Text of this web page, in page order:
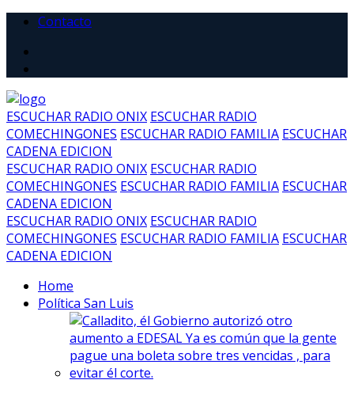
Contacto
ESCUCHAR RADIO ONIX ESCUCHAR RADIO
COMECHINGONES ESCUCHAR RADIO FAMILIA ESCUCHAR
CADENA EDICION
ESCUCHAR RADIO ONIX ESCUCHAR RADIO
COMECHINGONES ESCUCHAR RADIO FAMILIA ESCUCHAR
CADENA EDICION
ESCUCHAR RADIO ONIX ESCUCHAR RADIO
COMECHINGONES ESCUCHAR RADIO FAMILIA ESCUCHAR
CADENA EDICION
Home
Política San Luis